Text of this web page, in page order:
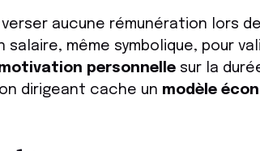
aucune rémunération lors
même symbolique, pour
personnelle sur la
dirigeant cache un modèle